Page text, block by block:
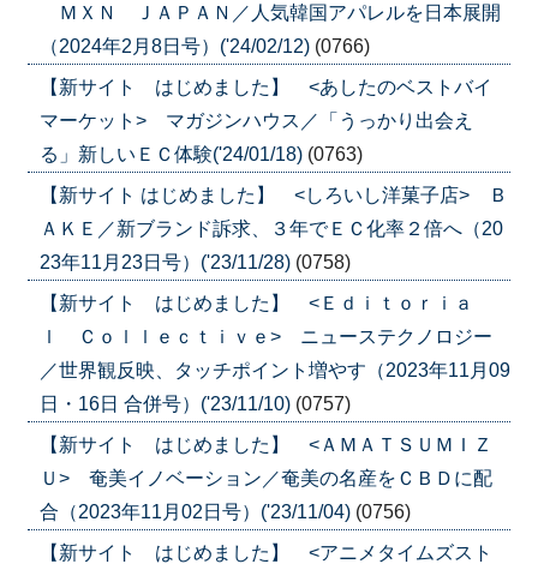
ＭＸＮ ＪＡＰＡＮ／人気韓国アパレルを日本展開
（2024年2月8日号）('24/02/12) (0766)
【新サイト はじめました】 <あしたのベストバイ
マーケット> マガジンハウス／「うっかり出会え
る」新しいＥＣ体験('24/01/18) (0763)
【新サイト はじめました】 <しろいし洋菓子店> Ｂ
ＡＫＥ／新ブランド訴求、３年でＥＣ化率２倍へ（20
23年11月23日号）('23/11/28) (0758)
【新サイト はじめました】 <Ｅｄｉｔｏｒｉａ
ｌ Ｃｏｌｌｅｃｔｉｖｅ> ニューステクノロジー
／世界観反映、タッチポイント増やす（2023年11月09
日・16日 合併号）('23/11/10) (0757)
【新サイト はじめました】 <ＡＭＡＴＳＵＭＩＺ
Ｕ> 奄美イノベーション／奄美の名産をＣＢＤに配
合（2023年11月02日号）('23/11/04) (0756)
【新サイト はじめました】 <アニメタイムズスト